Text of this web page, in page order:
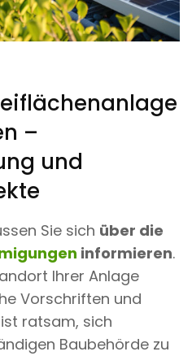
–
und
Sie sich über die
informieren.
Ihrer Anlage
Vorschriften und
ratsam, sich
Baubehörde zu